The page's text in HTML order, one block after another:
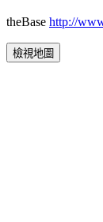
theBase http://
檢視地圖